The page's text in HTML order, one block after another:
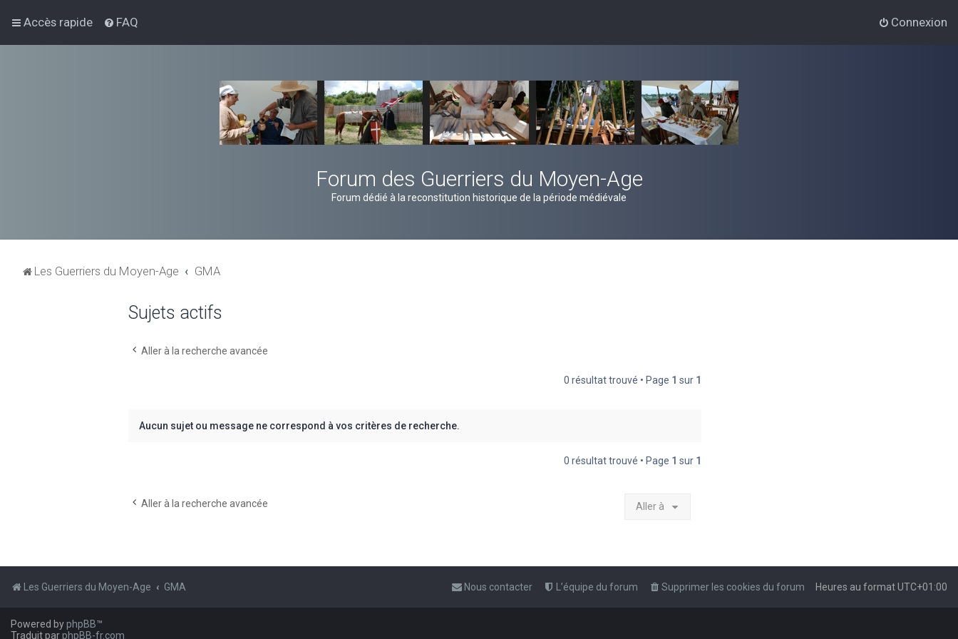
Accès rapide FAQ Connexion
Forum des Guerriers du Moyen-Age
Forum dédié à la reconstitution historique de la période médiévale
Les Guerriers du Moyen-Age GMA
Sujets actifs
Aller à la recherche avancée
0 résultat trouvé • Page 1 sur 1
Aucun sujet ou message ne correspond à vos critères de recherche.
0 résultat trouvé • Page 1 sur 1
Aller à la recherche avancée Aller à
Les Guerriers du Moyen-Age GMA Heures au formatUTC+01:00
Supprimer les cookies du forum
L’équipe du forum
Nous contacter
Powered byphpBB™
Traduit parphpBB-fr.com